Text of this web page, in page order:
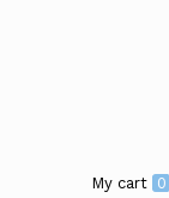
My cart 0